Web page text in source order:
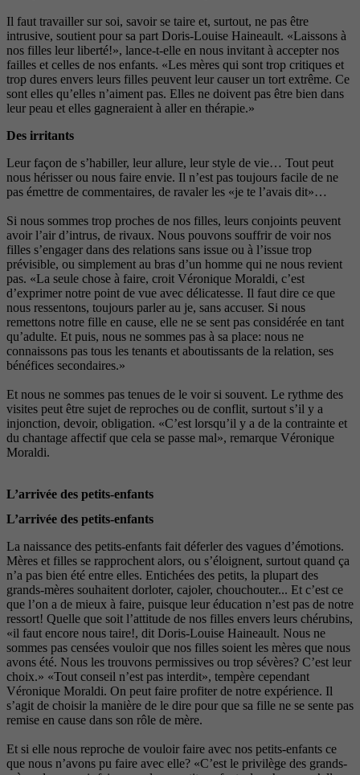
Il faut travailler sur soi, savoir se taire et, surtout, ne pas être
intrusive, soutient pour sa part Doris-Louise Haineault. «Laissons à
nos filles leur liberté!», lance-t-elle en nous invitant à accepter nos
failles et celles de nos enfants. «Les mères qui sont trop critiques et
trop dures envers leurs filles peuvent leur causer un tort extrême. Ce
sont elles qu’elles n’aiment pas. Elles ne doivent pas être bien dans
leur peau et elles gagneraient à aller en thérapie.»
Des irritants
Leur façon de s’habiller, leur allure, leur style de vie… Tout peut
nous hérisser ou nous faire envie. Il n’est pas toujours facile de ne
pas émettre de commentaires, de ravaler les «je te l’avais dit»…
Si nous sommes trop proches de nos filles, leurs conjoints peuvent
avoir l’air d’intrus, de rivaux. Nous pouvons souffrir de voir nos
filles s’engager dans des relations sans issue ou à l’issue trop
prévisible, ou simplement au bras d’un homme qui ne nous revient
pas. «La seule chose à faire, croit Véronique Moraldi, c’est
d’exprimer notre point de vue avec délicatesse. Il faut dire ce que
nous ressentons, toujours parler au je, sans accuser. Si nous
remettons notre fille en cause, elle ne se sent pas considérée en tant
qu’adulte. Et puis, nous ne sommes pas à sa place: nous ne
connaissons pas tous les tenants et aboutissants de la relation, ses
bénéfices secondaires.»
Et nous ne sommes pas tenues de le voir si souvent. Le rythme des
visites peut être sujet de reproches ou de conflit, surtout s’il y a
injonction, devoir, obligation. «C’est lorsqu’il y a de la contrainte et
du chantage affectif que cela se passe mal», remarque Véronique
Moraldi.
L’arrivée des petits-enfants
L’arrivée des petits-enfants
La naissance des petits-enfants fait déferler des vagues d’émotions.
Mères et filles se rapprochent alors, ou s’éloignent, surtout quand ça
n’a pas bien été entre elles. Entichées des petits, la plupart des
grands-mères souhaitent dorloter, cajoler, chouchouter... Et c’est ce
que l’on a de mieux à faire, puisque leur éducation n’est pas de notre
ressort! Quelle que soit l’attitude de nos filles envers leurs chérubins,
«il faut encore nous taire!, dit Doris-Louise Haineault. Nous ne
sommes pas censées vouloir que nos filles soient les mères que nous
avons été. Nous les trouvons permissives ou trop sévères? C’est leur
choix.» «Tout conseil n’est pas interdit», tempère cependant
Véronique Moraldi. On peut faire profiter de notre expérience. Il
s’agit de choisir la manière de le dire pour que sa fille ne se sente pas
remise en cause dans son rôle de mère.
Et si elle nous reproche de vouloir faire avec nos petits-enfants ce
que nous n’avons pu faire avec elle? «C’est le privilège des grands-